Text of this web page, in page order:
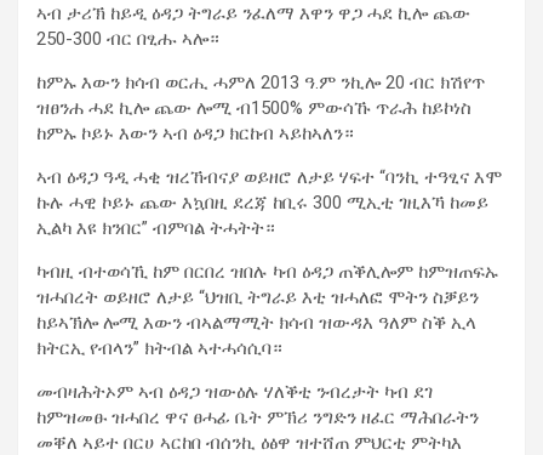
ኣብ ታሪኽ ከይዲ ዕዳጋ ትግራይ ንፈለማ እዋን ዋጋ ሓደ ኪሎ ጨው
250-300 ብር በፂሑ ኣሎ።
ከምኡ እውን ክሳብ ወርሒ ሓምለ 2013 ዓ.ም ንኪሎ 20 ብር ክሽየጥ
ዝፀንሐ ሓደ ኪሎ ጨው ሎሚ ብ1500% ምውሳኹ ጥራሕ ከይኮነስ
ከምኡ ኮይኑ እውን ኣብ ዕዳጋ ክርከብ ኣይከኣለን።
ኣብ ዕዳጋ ዓዲ ሓቂ ዝረኸብናያ ወይዘሮ ለታይ ሃፍተ “ባንኪ ተዓፂና እሞ
ኩሉ ሓዊ ኮይኑ ጨው እኳበዚ ደረጃ ከቢሩ 300 ሚኢቲ ገዚእኻ ከመይ
ኢልካ እዩ ክንበር” ብምባል ትሓትት።
ካብዚ ብተወሳኺ ከም በርበረ ዝበሉ ካብ ዕዳጋ ጠቕሊሎም ከምዝጠፍኡ
ዝሓበረት ወይዘሮ ለታይ “ህዝቢ ትግራይ እቲ ዝሓለፎ ሞትን ስቓይን
ከይኣኽሎ ሎሚ እውን ብኣልማሚት ክሳብ ዝውዳእ ዓለም ስቕ ኢላ
ክትርኢ የብላን” ክትብል ኣተሓሳሲባ።
መብዛሕትኦም ኣብ ዕዳጋ ዝውዕሉ ሃለቕቲ ንብረታት ካብ ደገ
ከምዝመፁ ዝሓበረ ዋና ፀሓፊ ቤት ምኽሪ ንግድን ዘፈር ማሕበራትን
መቐለ ኣይተ በርሀ ኣርከበ ብሰንኪ ዕፅዋ ዝተሸጠ ምህርቲ ምትካእ